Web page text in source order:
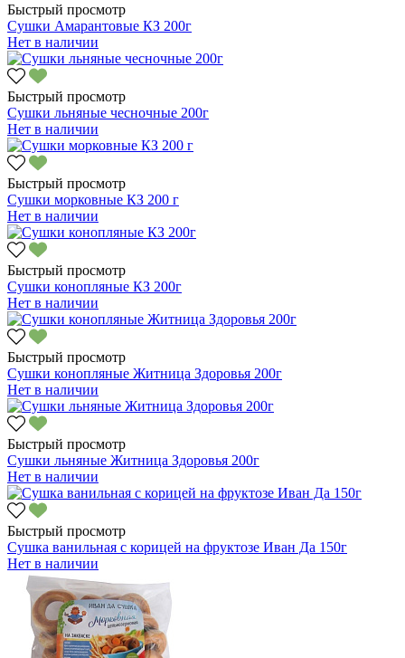
Быстрый просмотр
Сушки Амарантовые КЗ 200г
Нет в наличии
Быстрый просмотр
Сушки льняные чесночные 200г
Нет в наличии
Быстрый просмотр
Сушки морковные КЗ 200 г
Нет в наличии
Быстрый просмотр
Сушки конопляные КЗ 200г
Нет в наличии
Быстрый просмотр
Сушки конопляные Житница Здоровья 200г
Нет в наличии
Быстрый просмотр
Сушки льняные Житница Здоровья 200г
Нет в наличии
Быстрый просмотр
Сушка ванильная с корицей на фруктозе Иван Да 150г
Нет в наличии